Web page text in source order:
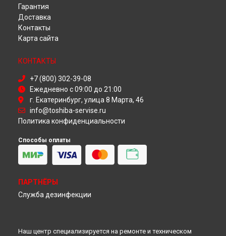
Ремонт телевизора 42L3433DG Toshiba в
Ремонт телевизора 42L3433DG Toshiba в
Ремонт телевизора 42L3433DG Toshiba в
Ремонт телевизора 42L3433DG Toshiba в
Ремонт телевизора 42L3433DG Toshiba в
Гарантия
Доставка
Контакты
Карта сайта
КОНТАКТЫ
+7 (800) 302-39-08
Ежедневно с 09:00 до 21:00
г. Екатеринбург, улица 8 Марта, 46
info@toshiba-servise.ru
Политика конфиденциальности
Способы оплаты
ПАРТНЁРЫ
Служба дезинфекции
Наш центр специализируется на ремонте и техническом